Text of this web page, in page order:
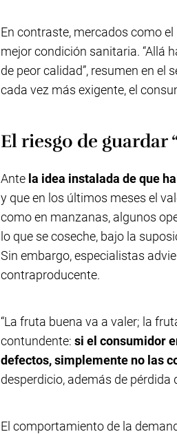
En contraste, mercados como
mejor condición sanitaria. “Allá
de peor calidad”, resumen en el
cada vez más exigente, el
El riesgo de guardar
Ante la idea instalada de que
y que en los últimos meses el
como en manzanas, algunos
lo que se coseche, bajo la
Sin embargo, especialistas
contraproducente.
“La fruta buena va a valer; la
contundente: si el consumidor
defectos, simplemente no las
desperdicio, además de
El comportamiento de la